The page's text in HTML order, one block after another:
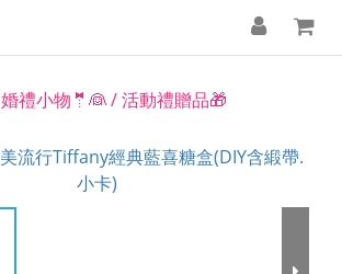
婚禮小物🤵👰 / 活動禮贈品🎁